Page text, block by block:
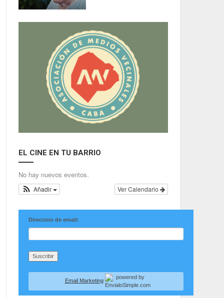
EL CINE EN TU BARRIO
No hay nuevos eventos.
Ver Calendario
Añadir
Direccion de email:
Email Marketing